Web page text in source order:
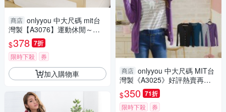
商店 onlyyou 中大尺碼 mit台
灣製【A3076】運動休閒～手
指水鑽拉鍊貼圖外套(共二色)(L
~6L)
$378 7折
限時下殺 券
加入購物車 商店 onlyyou 中大尺碼 MIT台
灣製《A3025》好評熱賣再追
加~V領開釦棉質小外套 現貨‧5
色(XS-6L)
$350 71折
限時下殺 券